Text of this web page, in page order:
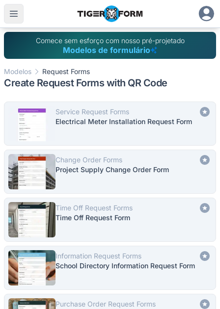
Comece sem esforço com nosso pré-projetado
Modelos de formulário
Modelos Request Forms
Create Request Forms with QR Code
Service Request Forms
Electrical Meter Installation Request Form
Change Order Forms
Project Supply Change Order Form
Time Off Request Forms
Time Off Request Form
Information Request Forms
School Directory Information Request Form
Purchase Order Request Forms